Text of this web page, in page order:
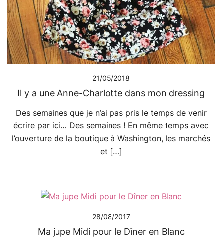
21/05/2018
Il y a une Anne-Charlotte dans mon dressing
Des semaines que je n’ai pas pris le temps de venir
écrire par ici… Des semaines ! En même temps avec
l’ouverture de la boutique à Washington, les marchés
et […]
28/08/2017
Ma jupe Midi pour le Dîner en Blanc